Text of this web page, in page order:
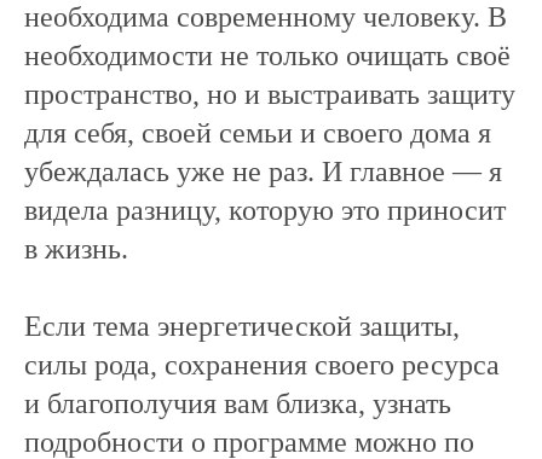
необходима современному человеку. В
необходимости не только очищать своё
пространство, но и выстраивать защиту
для себя, своей семьи и своего дома я
убеждалась уже не раз. И главное — я
видела разницу, которую это приносит
в жизнь.
Если тема энергетической защиты,
силы рода, сохранения своего ресурса
и благополучия вам близка, узнать
подробности о программе можно по